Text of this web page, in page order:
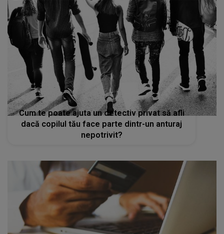
Cum te poate ajuta un detectiv privat să afli
dacă copilul tău face parte dintr-un anturaj
nepotrivit?